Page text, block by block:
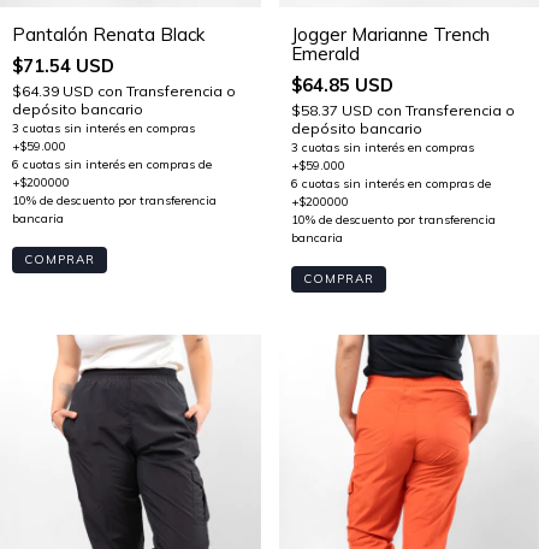
Pantalón Renata Black
$71.54 USD
$64.39 USD con Transferencia o
depósito bancario
COMPRAR
Jogger Marianne Trench
Emerald
$64.85 USD
$58.37 USD con Transferencia o
depósito bancario
COMPRAR